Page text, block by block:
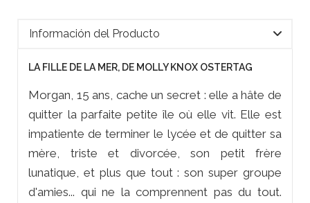
Información del Producto
LA FILLE DE LA MER, DE MOLLY KNOX OSTERTAG
Morgan, 15 ans, cache un secret : elle a hâte de
quitter la parfaite petite île où elle vit. Elle est
impatiente de terminer le lycée et de quitter sa
mère, triste et divorcée, son petit frère
lunatique, et plus que tout : son super groupe
d'amies... qui ne la comprennent pas du tout.